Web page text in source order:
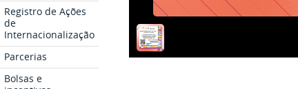
Registro de Ações
de
Internacionalização
Parcerias
Bolsas e